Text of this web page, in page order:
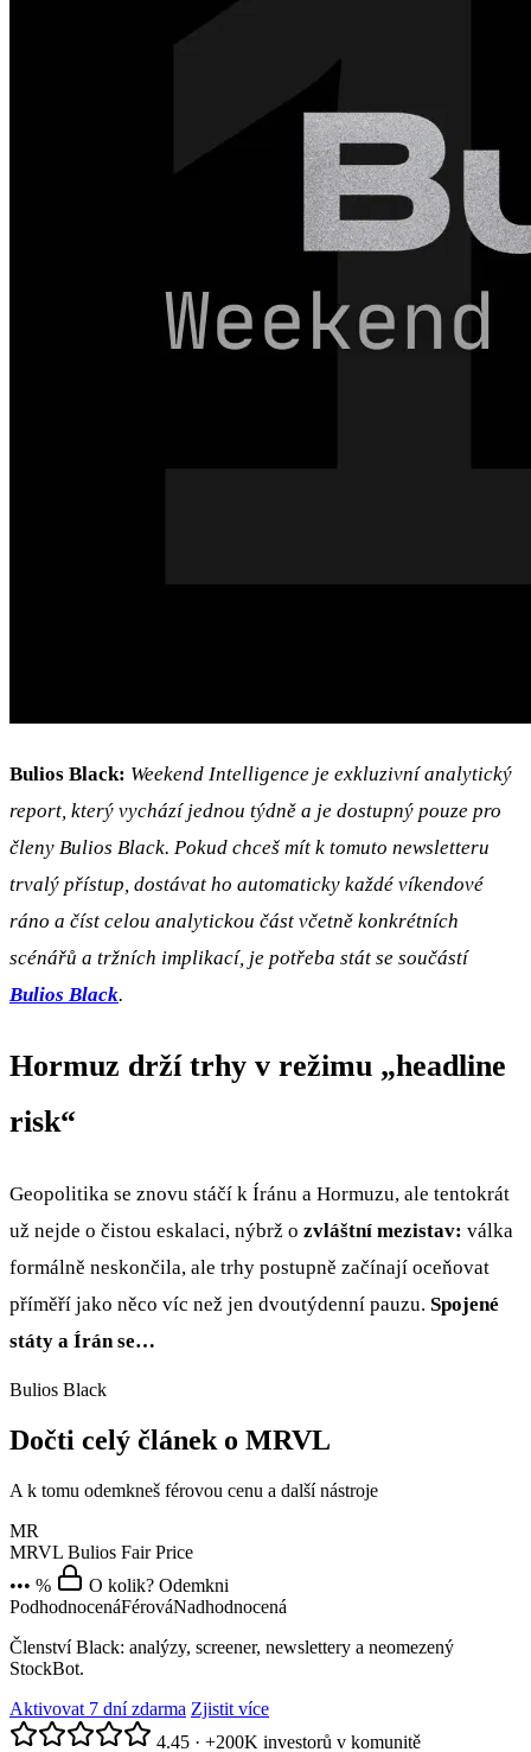
Bulios Black: Weekend Intelligence je exkluzivní analytický
report, který vychází jednou týdně a je dostupný pouze pro
členy Bulios Black. Pokud chceš mít k tomuto newsletteru
trvalý přístup, dostávat ho automaticky každé víkendové
ráno a číst celou analytickou část včetně konkrétních
scénářů a tržních implikací, je potřeba stát se součástí
Bulios Black.
Hormuz drží trhy v režimu „headline
risk“
Geopolitika se znovu stáčí k Íránu a Hormuzu, ale tentokrát
už nejde o čistou eskalaci, nýbrž o zvláštní mezistav: válka
formálně neskončila, ale trhy postupně začínají oceňovat
příměří jako něco víc než jen dvoutýdenní pauzu. Spojené
státy a Írán se…
Bulios Black
Dočti celý článek o MRVL
A k tomu odemkneš férovou cenu a další nástroje
MR
MRVL Bulios Fair Price
••• %
O kolik? Odemkni
PodhodnocenáFérováNadhodnocená
Členství Black: analýzy, screener, newslettery a neomezený
StockBot.
Aktivovat 7 dní zdarma Zjistit více
4.45 · +200K investorů v komunitě